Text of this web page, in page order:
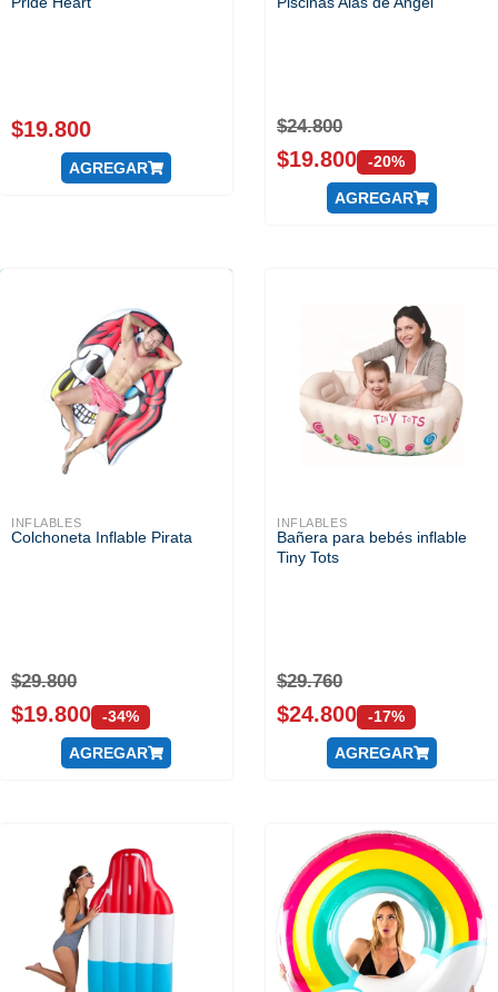
$19.800
AGREGAR
$24.800
$19.800 -20%
AGREGAR
INFLABLES
Colchoneta Inflable Pirata
$29.800
$19.800 -34%
AGREGAR
INFLABLES
Bañera para bebés inflable
Tiny Tots
$29.760
$24.800 -17%
AGREGAR